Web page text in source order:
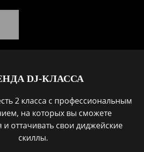
DJ-КЛАССА
2 класса с профессиональным
на которых вы сможете
и оттачивать свои диджейские
скиллы.